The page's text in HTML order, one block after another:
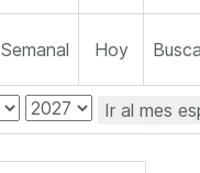
Semanal Hoy
Ir al mes